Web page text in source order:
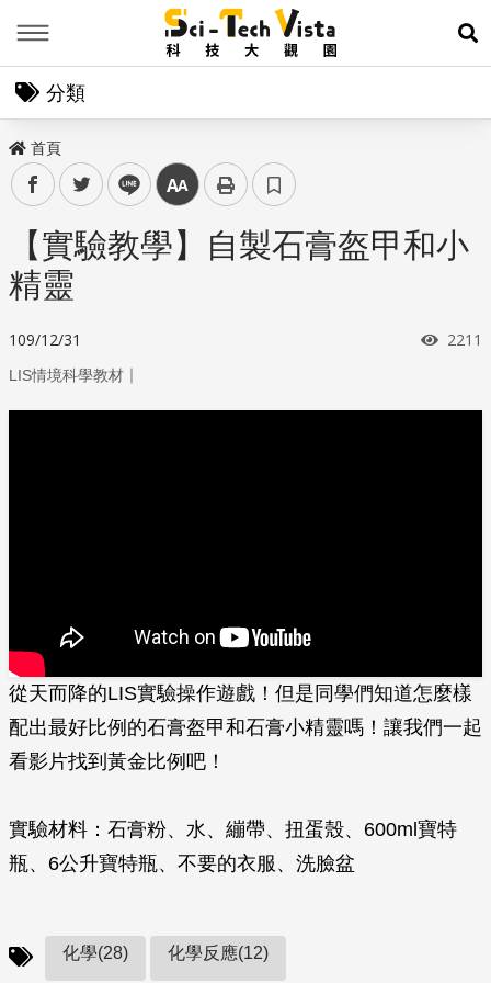
展
分類
首頁
facebooktwitter line 中
【實驗教學】自製石膏盔甲和小
精靈
109/12/31 瀏覽
2211
LIS情境科學教材 ｜
從天而降的LIS實驗操作遊戲！但是同學們知道怎麼樣
配出最好比例的石膏盔甲和石膏小精靈嗎！讓我們一起
看影片找到黃金比例吧！
實驗材料：石膏粉、水、繃帶、扭蛋殼、600ml寶特
瓶、6公升寶特瓶、不要的衣服、洗臉盆
化學(28) 化學反應(12)